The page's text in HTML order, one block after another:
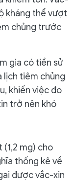
kháng thể vượt
chủng trước
gia có tiền sử
lịch tiêm chủng
khiến việc đo
trở nên khó
(1,2 mg) cho
thống kê về
được vắc-xin